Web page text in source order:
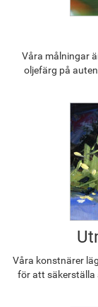
Våra målningar
oljefärg på
Våra konstnärer
för att säkerställa